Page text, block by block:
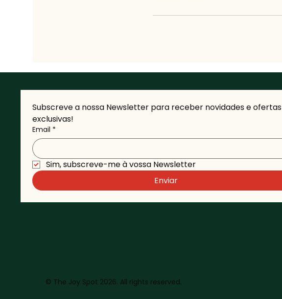
© The Joy Spot 2026. All rights reserved.
Subscreve a nossa Newsletter para receber novidades e ofertas
exclusivas!
Email *
Sim, subscreve-me à vossa Newsletter
Enviar